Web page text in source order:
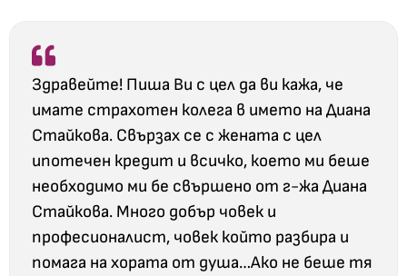
Здравейте! Пиша Ви с цел да ви кажа, че
имате страхотен колега в името на Диана
Стайкова. Свързах се с жената с цел
ипотечен кредит и всичко, което ми беше
необходимо ми бе свършено от г-жа Диана
Стайкова. Много добър човек и
професионалист, човек който разбира и
помага на хората от душа…Ако не беше тя